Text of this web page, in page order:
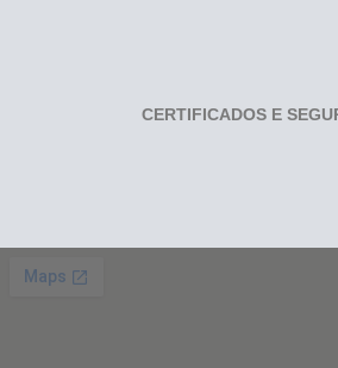
CERTIFICADOS E